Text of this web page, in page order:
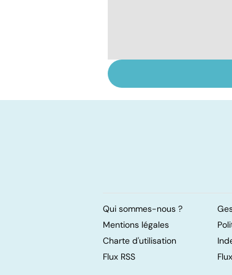
crises de sommeil
Qui sommes-nous ?
Mentions légales
Charte d'utilisation
Flux RSS